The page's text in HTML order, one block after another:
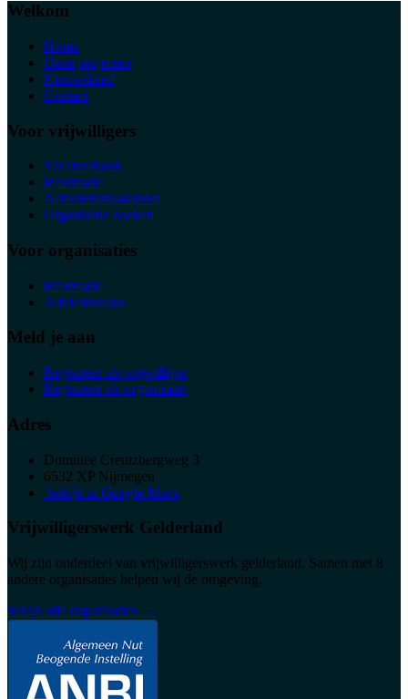
Welkom
Home
Onze projecten
Nieuwsbrief
Contact
Voor vrijwilligers
Vacaturebank
Informatie
Activiteitenkalender
Organisatie zoeken
Voor organisaties
Informatie
Adviesbureau
Meld je aan
Registreer als vrijwilliger
Registreer als organisatie
Adres
Dominee Creutzbergweg 3
6532 XP Nijmegen
bekijk in Google Maps
Vrijwilligerswerk Gelderland
Wij zijn onderdeel van vrijwilligerswerk gelderland. Samen met 8
andere organisaties helpen wij de omgeving.
bekijk alle organisaties →